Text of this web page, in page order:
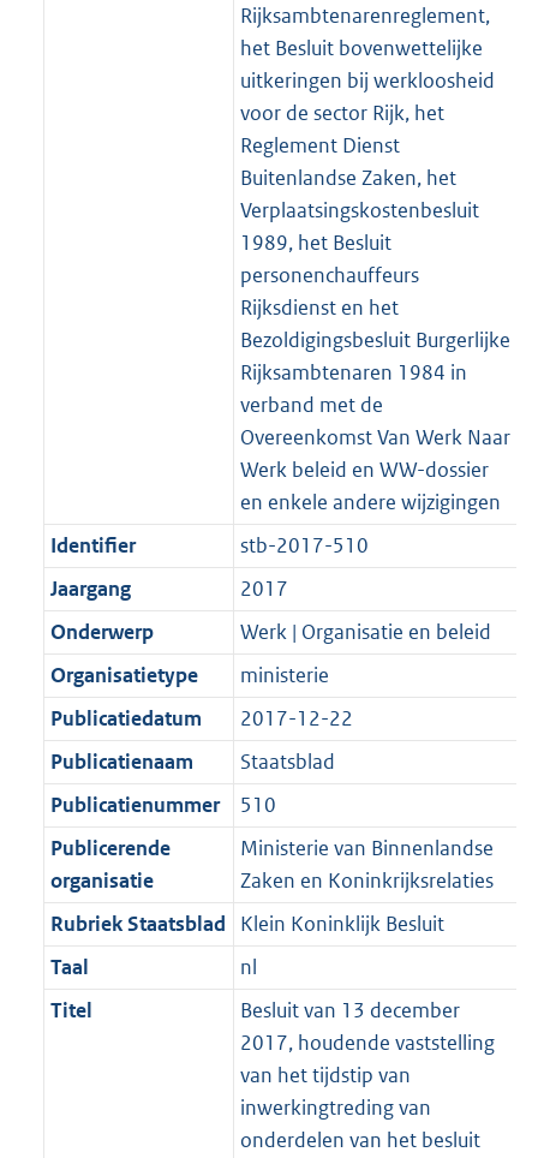
:
3
K
b
e
:
2
K
b
Rijksambtenarenreglement,
het Besluit bovenwettelijke
uitkeringen bij werkloosheid
voor de sector Rijk, het
Reglement Dienst
Buitenlandse Zaken, het
Verplaatsingskostenbesluit
1989, het Besluit
personenchauffeurs
Rijksdienst en het
Bezoldigingsbesluit Burgerlijke
Rijksambtenaren 1984 in
verband met de
Overeenkomst Van Werk Naar
Werk beleid en WW-dossier
en enkele andere wijzigingen
Identifier
stb-2017-510
Jaargang
2017
Onderwerp
Werk | Organisatie en beleid
Organisatietype
ministerie
Publicatiedatum
2017-12-22
Publicatienaam
Staatsblad
Publicatienummer
510
Publicerende
organisatie
Ministerie van Binnenlandse
Zaken en Koninkrijksrelaties
Rubriek Staatsblad
Klein Koninklijk Besluit
Taal
nl
Titel
Besluit van 13 december
2017, houdende vaststelling
van het tijdstip van
inwerkingtreding van
onderdelen van het besluit